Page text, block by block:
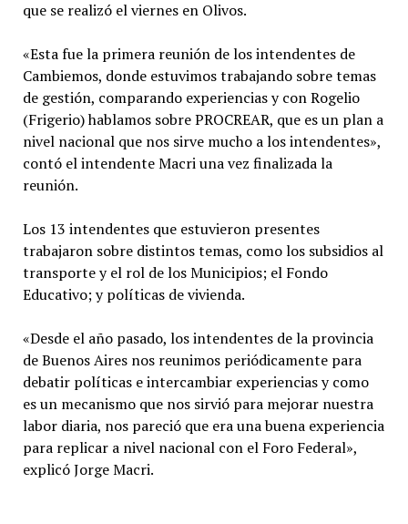
que se realizó el viernes en Olivos.
«Esta fue la primera reunión de los intendentes de
Cambiemos, donde estuvimos trabajando sobre temas
de gestión, comparando experiencias y con Rogelio
(Frigerio) hablamos sobre PROCREAR, que es un plan a
nivel nacional que nos sirve mucho a los intendentes»,
contó el intendente Macri una vez finalizada la
reunión.
Los 13 intendentes que estuvieron presentes
trabajaron sobre distintos temas, como los subsidios al
transporte y el rol de los Municipios; el Fondo
Educativo; y políticas de vivienda.
«Desde el año pasado, los intendentes de la provincia
de Buenos Aires nos reunimos periódicamente para
debatir políticas e intercambiar experiencias y como
es un mecanismo que nos sirvió para mejorar nuestra
labor diaria, nos pareció que era una buena experiencia
para replicar a nivel nacional con el Foro Federal»,
explicó Jorge Macri.